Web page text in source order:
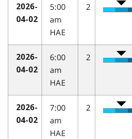
2026-
04-02
5:00
am
HAE
2
2026-
04-02
6:00
am
HAE
2
2026-
04-02
7:00
am
HAE
2